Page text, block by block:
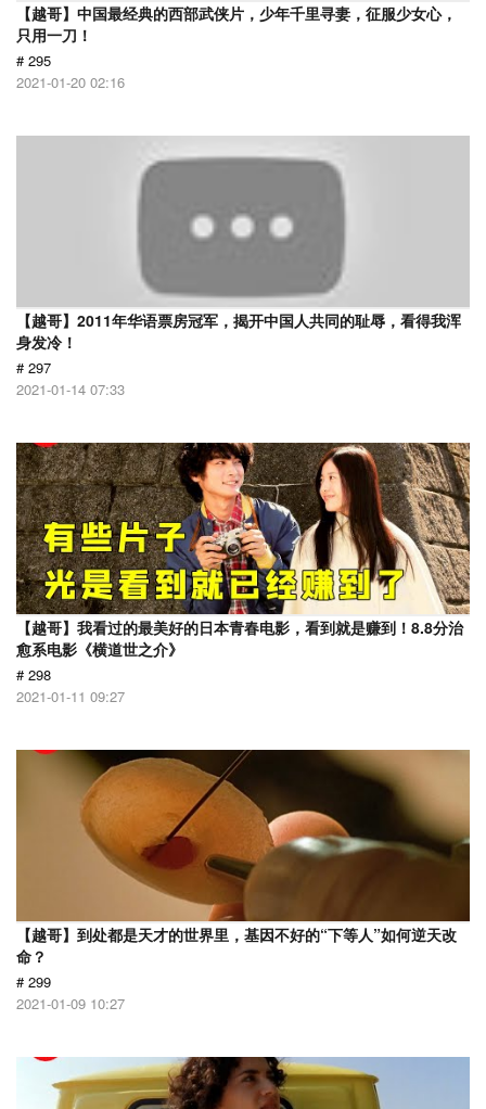
【越哥】中国最经典的西部武侠片，少年千里寻妻，征服少女心，
只用一刀！
# 295
2021-01-20 02:16
【越哥】2011年华语票房冠军，揭开中国人共同的耻辱，看得我浑
身发冷！
# 297
2021-01-14 07:33
【越哥】我看过的最美好的日本青春电影，看到就是赚到！8.8分治
愈系电影《横道世之介》
# 298
2021-01-11 09:27
【越哥】到处都是天才的世界里，基因不好的“下等人”如何逆天改
命？
# 299
2021-01-09 10:27